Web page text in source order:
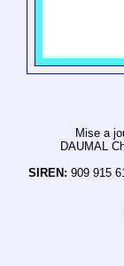
Mise a
DAUMAL
SIREN: 909 915